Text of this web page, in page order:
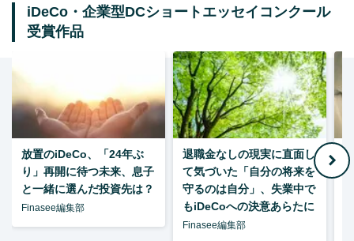
iDeCo・企業型DCショートエッセイコンクール
受賞作品
放置のiDeCo、「24年ぶ
り」再開に待つ未来、息子
と一緒に選んだ投資先は？
Finasee編集部
退職金なしの現実に直面し
て気づいた「自分の将来を
守るのは自分」、失業中で
もiDeCoへの決意あらたに
Finasee編集部